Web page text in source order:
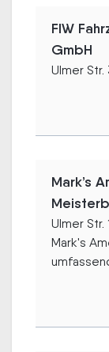
FIW
GmbH
Ulmer
Mark’s
Ulmer
Mark's